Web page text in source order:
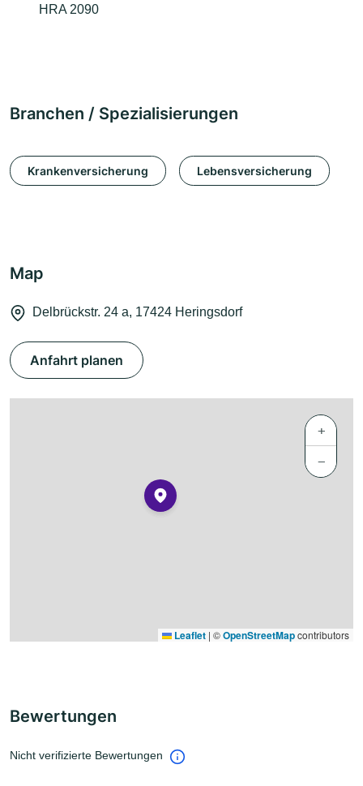
HRA 2090
Branchen / Spezialisierungen
Krankenversicherung Lebensversicherung
Map
Delbrückstr. 24 a, 17424 Heringsdorf
Anfahrt planen
+
−
Leaflet | ©OpenStreetMapcontributors
Bewertungen
Nicht verifizierte Bewertungen